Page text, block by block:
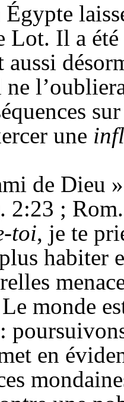
Lot. Il a
aussi
ne
une
de Dieu
. 2:23 ;
toi, je te
habiter
monde
en